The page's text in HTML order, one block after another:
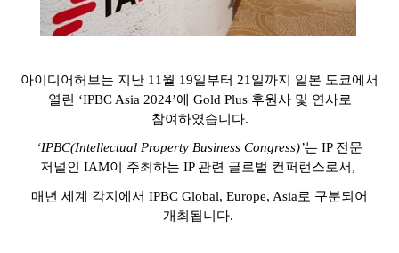
아이디어허브는 지난 11 월 19일부터 21 일까지 일본 도쿄에서
열린 ‘IPBC Asia 2024’에 Gold Plus 후원사 및 연사로
참여하였습니다.
‘IPBC(Intellectual Property Business Congress)’는 IP 전문
저널인 IAM이 주최하는 IP 관련 글로벌 컨퍼런스로서 ,
매년 세계 각지에서 IPBC Global, Europe, Asia로 구분되어
개최됩니다.